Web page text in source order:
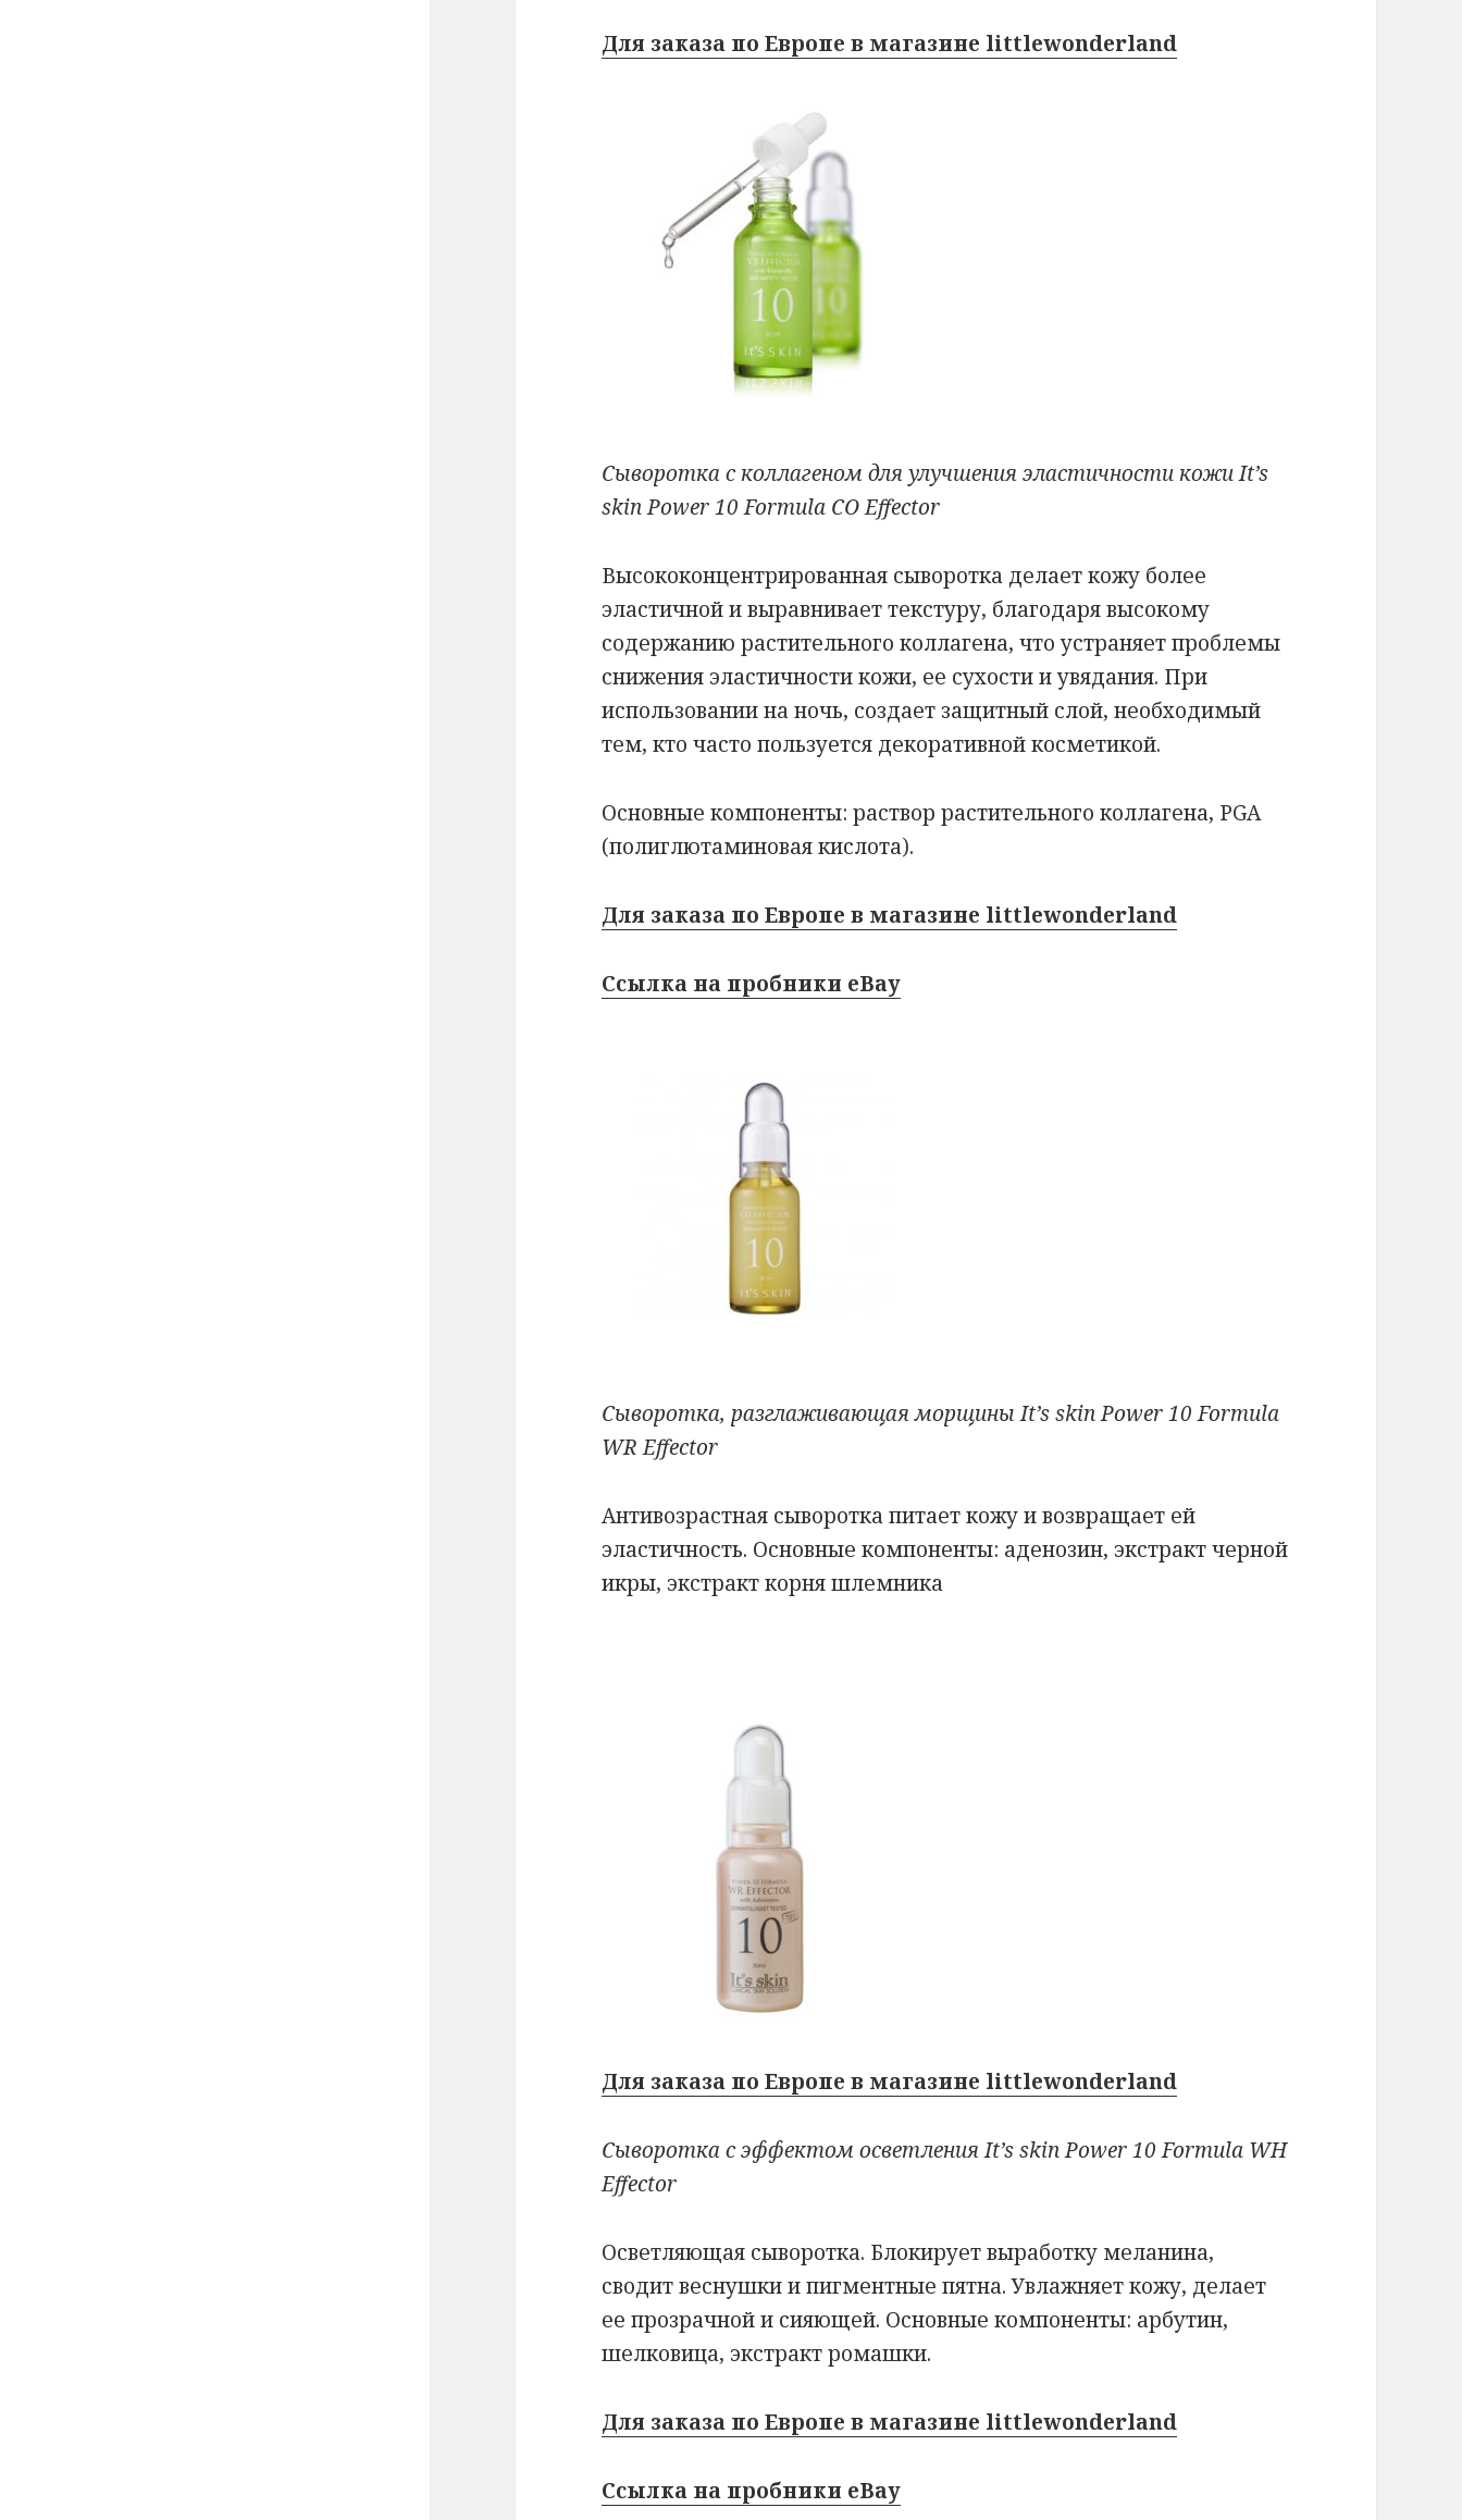
Для заказа по Европе в магазине littlewonderland
Сыворотка с коллагеном для улучшения эластичности кожи It’s
skin Power 10 Formula СО Effector
Высококонцентрированная сыворотка делает кожу более
эластичной и выравнивает текстуру, благодаря высокому
содержанию растительного коллагена, что устраняет проблемы
снижения эластичности кожи, ее сухости и увядания. При
использовании на ночь, создает защитный слой, необходимый
тем, кто часто пользуется декоративной косметикой.
Основные компоненты: раствор растительного коллагена, PGA
(полиглютаминовая кислота).
Для заказа по Европе в магазине littlewonderland
Ссылка на пробники eBay
Сыворотка, разглаживающая морщины It’s skin Power 10 Formula
WR Effector
Антивозрастная сыворотка питает кожу и возвращает ей
эластичность. Основные компоненты: аденозин, экстракт черной
икры, экстракт корня шлемника
Для заказа по Европе в магазине littlewonderland
Сыворотка с эффектом осветления It’s skin Power 10 Formula WH
Effector
Осветляющая сыворотка. Блокирует выработку меланина,
сводит веснушки и пигментные пятна. Увлажняет кожу, делает
ее прозрачной и сияющей. Основные компоненты: арбутин,
шелковица, экстракт ромашки.
Для заказа по Европе в магазине littlewonderland
Ссылка на пробники eBay